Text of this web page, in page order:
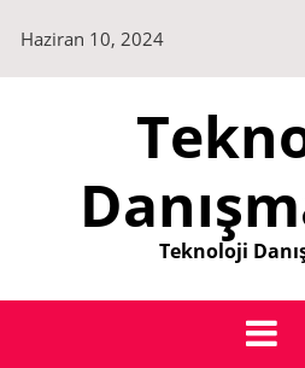
content
Haziran 10, 2024
Teknoloji